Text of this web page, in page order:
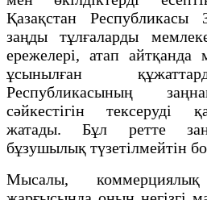
Қазақстан
заңды тұлғаларды
ережелері, атап айтқанда
ұсынылған
Республикасының
сәйкестігін тексеруді
жатады. Бұл ретте
бұзушылық түзетілмейтін
Мысалы,